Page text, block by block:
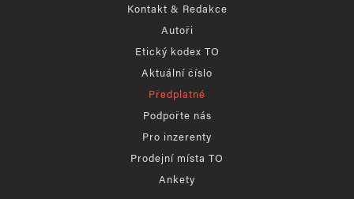
Kontakt & Redakce
Autoři
Etický kodex TO
Aktuální číslo
Předplatné
Podpořte nás
Pro inzerenty
Prodejní místa TO
Ankety